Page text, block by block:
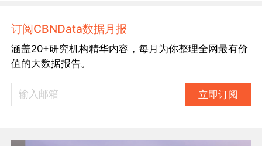
订阅CBNData数据月报
涵盖20+研究机构精华内容，每月为你整理全网最有价
值的大数据报告。
立即订阅